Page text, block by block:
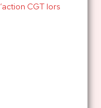
CGT lors